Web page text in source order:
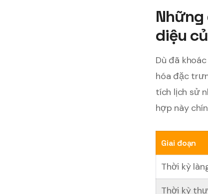
diệu
Dù đã
hóa đặc
tích lịch sử
hợp này
Giai đoạn
Thời kỳ
Thời kỳ